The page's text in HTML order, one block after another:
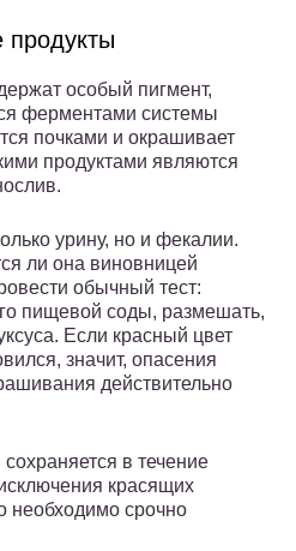
особый пигмент,
ферментами системы
почками и окрашивает
продуктами являются
урину, но и фекалии.
ли она виновницей
обычный тест:
пищевой соды, размешать,
Если красный цвет
значит, опасения
действительно
в течение
красящих
необходимо срочно